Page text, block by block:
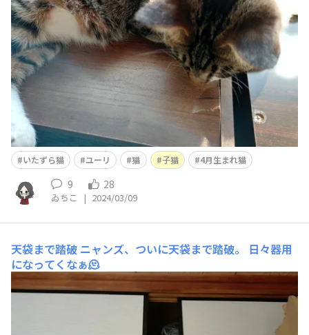
中にカラーボックスケース入れてたから外れるまでには至
らなかったけどそれがなければ棚板完全にもげてたかも。
猫らしく軽やかに降りるってのとは無縁な我が家のニ
いたずら猫 ユーリ 猫 子猫 4月生まれ猫
9 28
ゐちこ | 2024/03/09
天袋まで踏破 ニャンズ、ついに天袋まで踏破。 日々器用
になってくなぁ🫠